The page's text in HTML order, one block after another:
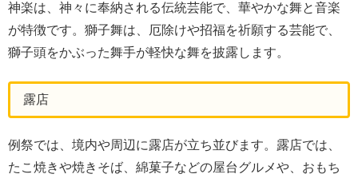
神楽は、神々に奉納される伝統芸能で、華やかな舞と音楽
が特徴です。獅子舞は、厄除けや招福を祈願する芸能で、
獅子頭をかぶった舞手が軽快な舞を披露します。
露店
例祭では、境内や周辺に露店が立ち並びます。露店では、
たこ焼きや焼きそば、綿菓子などの屋台グルメや、おもち